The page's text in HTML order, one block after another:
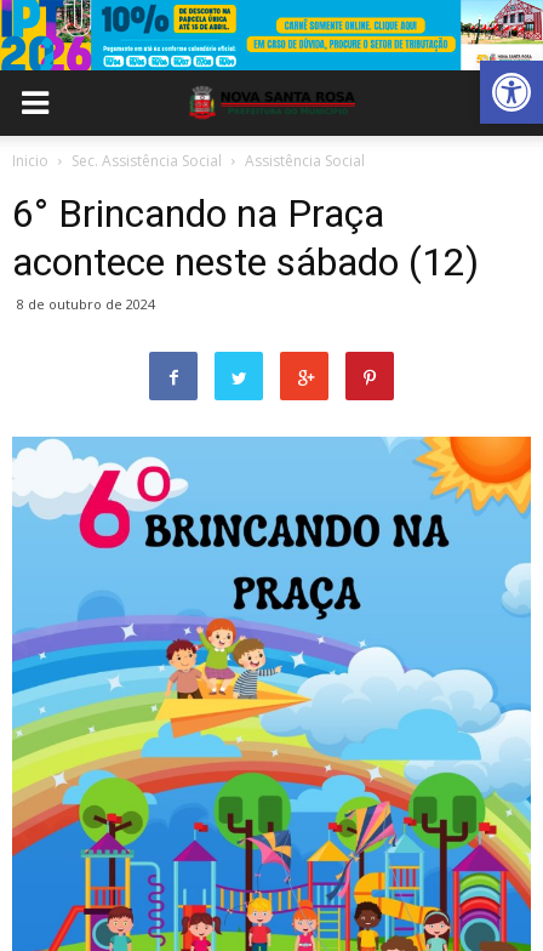
Abrir
Inicio Sec. Assistência Social Assistência Social
6° Brincando na Praça
acontece neste sábado (12)
8 de outubro de 2024